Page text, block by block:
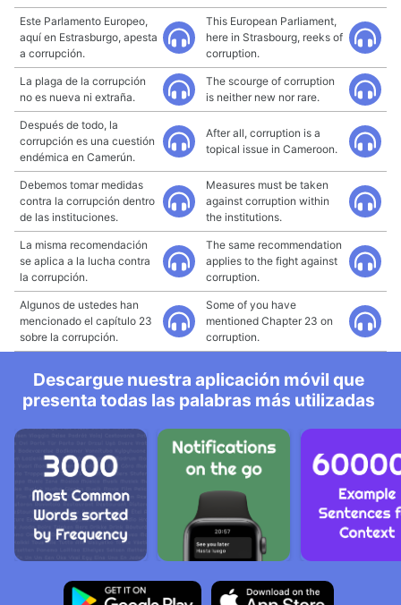
Este Parlamento Europeo,
aquí en Estrasburgo, apesta
a corrupción.
This European Parliament,
here in Strasbourg, reeks of
corruption.
La plaga de la corrupción
no es nueva ni extraña.
The scourge of corruption
is neither new nor rare.
Después de todo, la
corrupción es una cuestión
endémica en Camerún.
After all, corruption is a
topical issue in Cameroon.
Debemos tomar medidas
contra la corrupción dentro
de las instituciones.
Measures must be taken
against corruption within
the institutions.
La misma recomendación
se aplica a la lucha contra
la corrupción.
The same recommendation
applies to the fight against
corruption.
Algunos de ustedes han
mencionado el capítulo 23
sobre la corrupción.
Some of you have
mentioned Chapter 23 on
corruption.
Descargue nuestra aplicación móvil que
presenta todas las palabras más utilizadas